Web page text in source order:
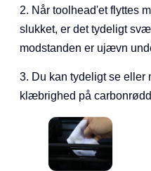
2. Når toolhead'et flyttes
slukket, er det tydeligt
modstanden er ujævn
3. Du kan tydeligt se
klæbrighed på